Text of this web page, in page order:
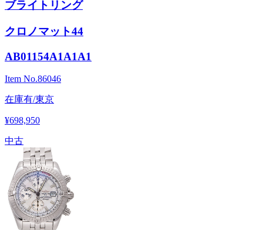
ブライトリング
クロノマット44
AB01154A1A1A1
Item No.86046
在庫有/東京
¥698,950
中古